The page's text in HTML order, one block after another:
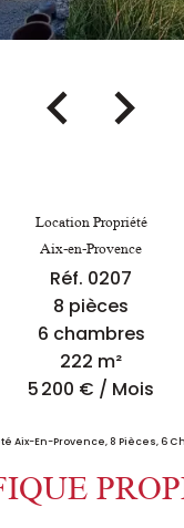
Location Propriété
Aix-en-Provence
Réf. 0207
8 pièces
6 chambres
222 m²
5 200 € / Mois
Aix-En-Provence, 8 Pièces, 6